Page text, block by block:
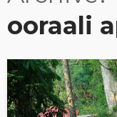
ooraali